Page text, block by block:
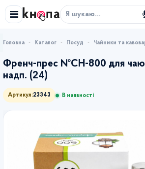
Каталог Посуд Чайники та
Френч-прес №СН-800 для чаю
надп. (24)
Артикул:23343 В наявності